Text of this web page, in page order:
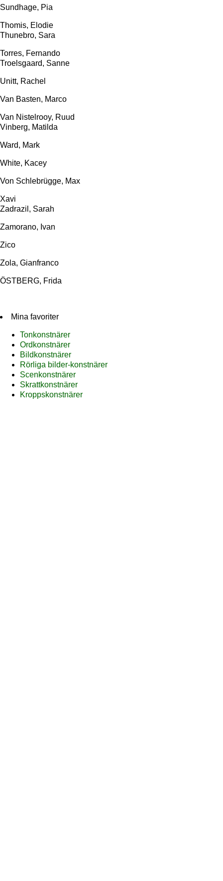
Sundhage, Pia
Thomis, Elodie
Thunebro, Sara
Torres, Fernando
Troelsgaard, Sanne
Unitt, Rachel
Van Basten, Marco
Van Nistelrooy, Ruud
Vinberg, Matilda
Ward, Mark
White, Kacey
Von Schlebrügge, Max
Xavi
Zadrazil, Sarah
Zamorano, Ivan
Zico
Zola, Gianfranco
ÖSTBERG, Frida
Mina favoriter
Tonkonstnärer
Ordkonstnärer
Bildkonstnärer
Rörliga bilder-konstnärer
Scenkonstnärer
Skrattkonstnärer
Kroppskonstnärer